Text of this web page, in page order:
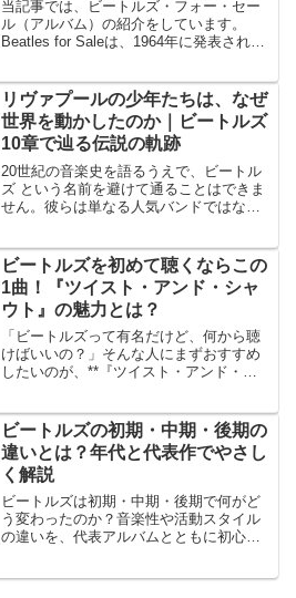
当記事では、ビートルズ・フォー・セー
ル（アルバム）の紹介をしています。
Beatles for Saleは、1964年に発表された
過密なツアーと制作スケジュールによる
疲...
リヴァプールの少年たちは、なぜ
世界を動かしたのか｜ビートルズ
10章で辿る伝説の軌跡
20世紀の音楽史を語るうえで、ビートル
ズ という名前を避けて通ることはできま
せん。彼らは単なる人気バンドではな
まった存在です。1960年代という激動の
時代の中で、ビート...
ビートルズを初めて聴くならこの
1曲！『ツイスト・アンド・シャ
ウト』の魅力とは？
「ビートルズって有名だけど、何から聴
けばいいの？」そんな人にまずおすすめ
したいのが、**『ツイスト・アンド・シ
ルギーがあります。『ツイスト・アン
ド・シャウト』とは？...
ビートルズの初期・中期・後期の
違いとは？年代と代表作でやさし
く解説
ビートルズは初期・中期・後期で何がど
う変わったのか？音楽性や活動スタイル
の違いを、代表アルバムとともに初心者